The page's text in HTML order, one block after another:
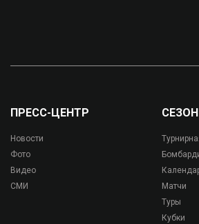
ПРЕСС-ЦЕНТР
Новости
Фото
Видео
СМИ
СЕЗОН
Матчи
Туры
Кубки